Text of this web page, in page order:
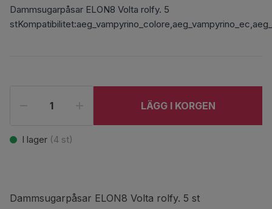
Dammsugarpåsar ELON8 Volta rolfy. 5
LÄGG I KORGEN
I lager (4 st)
Dammsugarpåsar ELON8 Volta rolfy. 5 st